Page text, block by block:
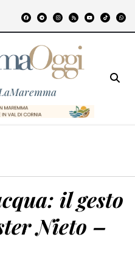
il gesto
Nieto –